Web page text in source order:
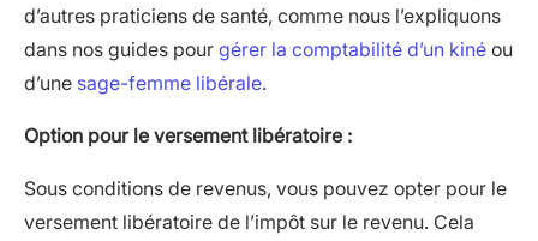
d’autres praticiens de santé, comme nous l’expliquons
dans nos guides pour gérer la comptabilité d’un kiné ou
d’une sage-femme libérale.
Option pour le versement libératoire :
Sous conditions de revenus, vous pouvez opter pour le
versement libératoire de l’impôt sur le revenu. Cela